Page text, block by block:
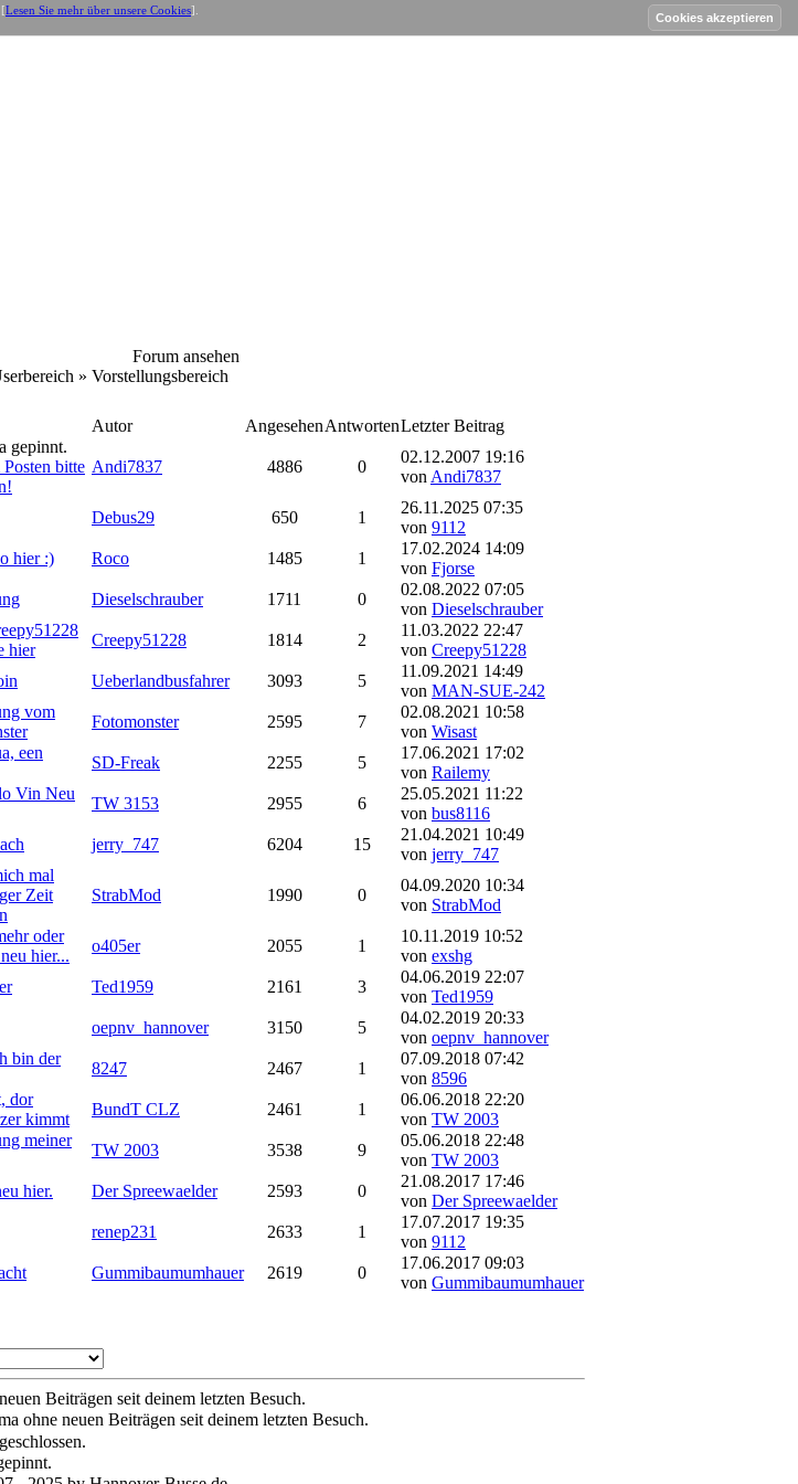
Lesen Sie mehr über unsere Cookies].
Forum ansehen
» Vorstellungsbereich
Autor AngesehenAntwortenLetzter Beitrag
bitte Andi7837 4886 0
02.12.2007 19:16
von Andi7837
Debus29 650 1
26.11.2025 07:35
von 9112
hier :)
Roco 1485 1
17.02.2024 14:09
von Fjorse
Dieselschrauber 1711 0
02.08.2022 07:05
von Dieselschrauber
hier
Creepy51228 1814 2
11.03.2022 22:47
von Creepy51228
Ueberlandbusfahrer 3093 5
11.09.2021 14:49
von MAN-SUE-242
vom
Fotomonster 2595 7
02.08.2021 10:58
von Wisast
een
SD-Freak 2255 5
17.06.2021 17:02
von Railemy
Vin Neu
TW 3153 2955 6
25.05.2021 11:22
von bus8116
jerry_747 6204 15
21.04.2021 10:49
von jerry_747
mal
Zeit
StrabMod 1990 0
04.09.2020 10:34
von StrabMod
oder
hier...
o405er 2055 1
10.11.2019 10:52
von exshg
Ted1959 2161 3
04.06.2019 22:07
von Ted1959
oepnv_hannover 3150 5
04.02.2019 20:33
von oepnv_hannover
bin der
8247 2467 1
07.09.2018 07:42
von 8596
dor
kimmt
BundT CLZ 2461 1
06.06.2018 22:20
von TW 2003
meiner
TW 2003 3538 9
05.06.2018 22:48
von TW 2003
hier.
Der Spreewaelder 2593 0
21.08.2017 17:46
von Der Spreewaelder
renep231 2633 1
17.07.2017 19:35
von 9112
Gummibaumumhauer 2619 0
17.06.2017 09:03
von Gummibaumumhauer
Beiträgen seit deinem letzten Besuch.
ohne neuen Beiträgen seit deinem letzten Besuch.